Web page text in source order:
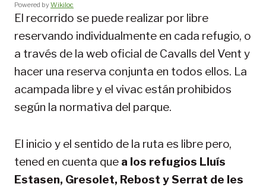
Powered byWikiloc
El recorrido se puede realizar por libre
reservando individualmente en cada refugio, o
a través de la web oficial de Cavalls del Vent y
hacer una reserva conjunta en todos ellos. La
acampada libre y el vivac están prohibidos
según la normativa del parque.
El inicio y el sentido de la ruta es libre pero,
tened en cuenta que a los refugios Lluís
Estasen, Gresolet, Rebost y Serrat de les